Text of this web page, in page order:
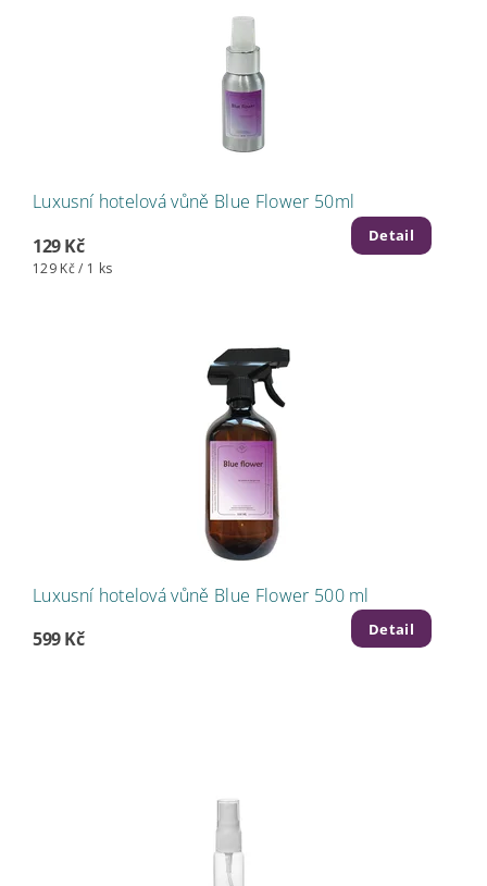
Luxusní hotelová vůně Blue Flower 50ml
129 Kč
129 Kč / 1 ks
Detail
Luxusní hotelová vůně Blue Flower 500 ml
599 Kč
Detail